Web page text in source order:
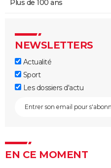
Plus de 100 ans
NEWSLETTERS
Actualité
Sport
Les dossiers d'actu
EN CE MOMENT